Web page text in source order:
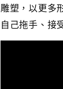
雕塑，以更多
自己拖手、接